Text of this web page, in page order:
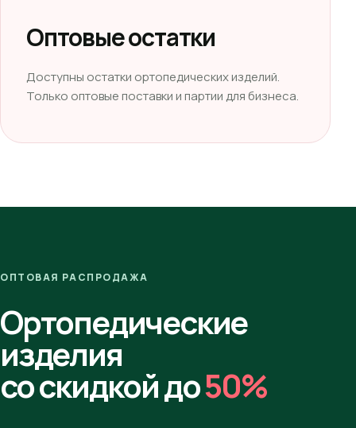
Оптовые остатки
Доступны остатки ортопедических изделий.
Только оптовые поставки и партии для бизнеса.
ОПТОВАЯ РАСПРОДАЖА
Ортопедические
изделия
со скидкой до50%